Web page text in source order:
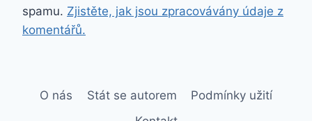
spamu. Zjistěte, jak jsou zpracovávány údaje z
komentářů.
O nás Stát se autorem
Podmínky užití